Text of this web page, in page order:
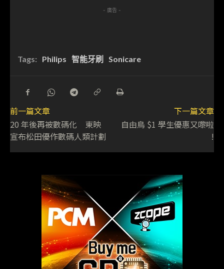
- 廣告 -
Tags: Philips 智能牙刷 Sonicare
前一篇文章
20 年後再被數碼化 東映
宣布松田優作數碼人類計劃
下一篇文章
自由鳥 $1 學生優惠又嚟啦
!